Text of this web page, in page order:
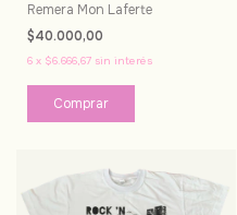
Remera Mon Laferte
$40.000,00
6 x $6.666,67 sin interés
Comprar